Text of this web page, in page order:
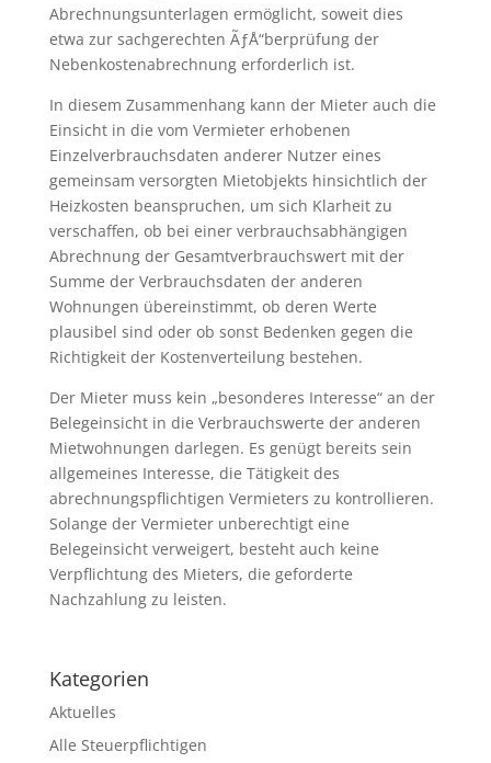
Abrechnungsunterlagen ermöglicht, soweit dies
etwa zur sachgerechten ÃƒÅ“berprüfung der
Nebenkostenabrechnung erforderlich ist.
In diesem Zusammenhang kann der Mieter auch die
Einsicht in die vom Vermieter erhobenen
Einzelverbrauchsdaten anderer Nutzer eines
gemeinsam versorgten Mietobjekts hinsichtlich der
Heizkosten beanspruchen, um sich Klarheit zu
verschaffen, ob bei einer verbrauchsabhängigen
Abrechnung der Gesamtverbrauchswert mit der
Summe der Verbrauchsdaten der anderen
Wohnungen übereinstimmt, ob deren Werte
plausibel sind oder ob sonst Bedenken gegen die
Richtigkeit der Kostenverteilung bestehen.
Der Mieter muss kein „besonderes Interesse“ an der
Belegeinsicht in die Verbrauchswerte der anderen
Mietwohnungen darlegen. Es genügt bereits sein
allgemeines Interesse, die Tätigkeit des
abrechnungspflichtigen Vermieters zu kontrollieren.
Solange der Vermieter unberechtigt eine
Belegeinsicht verweigert, besteht auch keine
Verpflichtung des Mieters, die geforderte
Nachzahlung zu leisten.
Kategorien
Aktuelles
Alle Steuerpflichtigen